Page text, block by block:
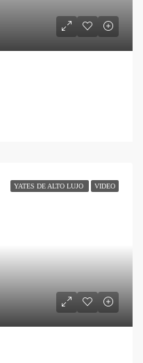
YATES DE ALTO LUJO VIDEO